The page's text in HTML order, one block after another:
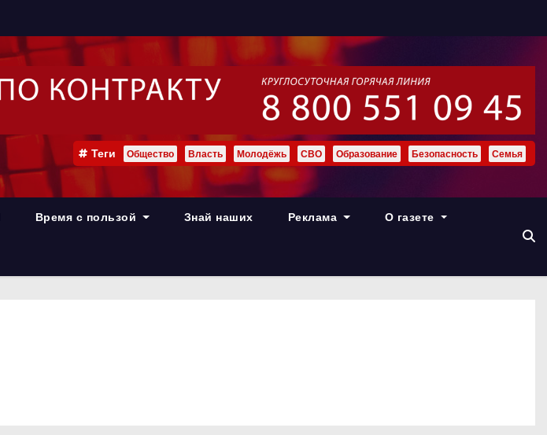
Теги Общество Власть Молодёжь СВО Образование Безопасность Семья
Время с пользой Знай наших Реклама О газете